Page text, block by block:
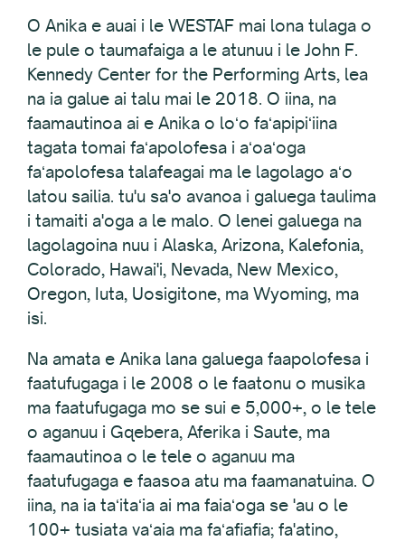
O Anika e auai i le WESTAF mai lona tulaga o
le pule o taumafaiga a le atunuu i le John F.
Kennedy Center for the Performing Arts, lea
na ia galue ai talu mai le 2018. O iina, na
faamautinoa ai e Anika o loʻo faʻapipiʻiina
tagata tomai faʻapolofesa i aʻoaʻoga
faʻapolofesa talafeagai ma le lagolago aʻo
latou sailia. tu'u sa'o avanoa i galuega taulima
i tamaiti a'oga a le malo. O lenei galuega na
lagolagoina nuu i Alaska, Arizona, Kalefonia,
Colorado, Hawai'i, Nevada, New Mexico,
Oregon, Iuta, Uosigitone, ma Wyoming, ma
isi.
Na amata e Anika lana galuega faapolofesa i
faatufugaga i le 2008 o le faatonu o musika
ma faatufugaga mo se sui e 5,000+, o le tele
o aganuu i Gqebera, Aferika i Saute, ma
faamautinoa o le tele o aganuu ma
faatufugaga e faasoa atu ma faamanatuina. O
iina, na ia taʻitaʻia ai ma faiaʻoga se 'au o le
100+ tusiata vaʻaia ma faʻafiafia; fa'atino,